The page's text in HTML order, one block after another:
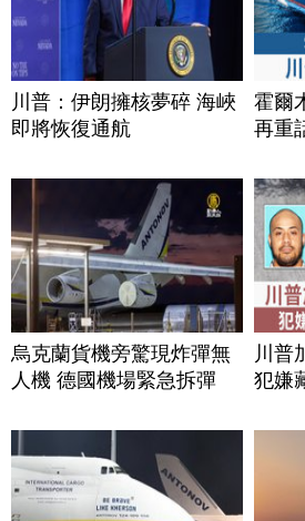
川普：伊朗擁核夢碎 海峽
即將恢復通航
霍爾
再重
烏克蘭貨機旁驚現炸彈無
人機 德國機場緊急拆彈
川普
犯嫌